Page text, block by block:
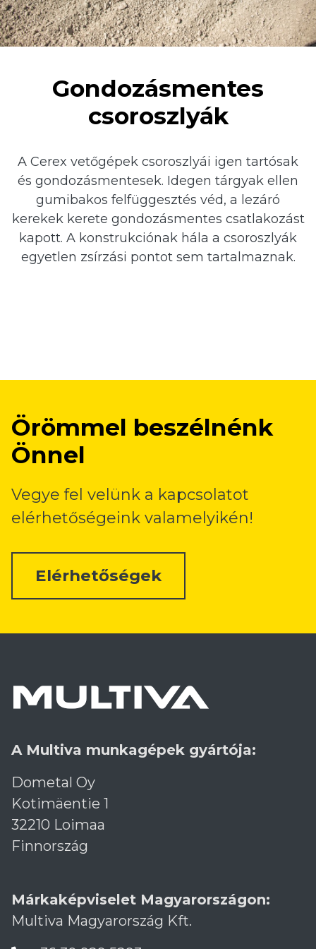
Gondozásmentes
csoroszlyák
A Cerex vetőgépek csoroszlyái igen tartósak
és gondozásmentesek. Idegen tárgyak ellen
gumibakos felfüggesztés véd, a lezáró
kerekek kerete gondozásmentes csatlakozást
kapott. A konstrukciónak hála a csoroszlyák
egyetlen zsírzási pontot sem tartalmaznak.
Örömmel beszélnénk
Önnel
Vegye fel velünk a kapcsolatot
elérhetőségeink valamelyikén!
Elérhetőségek
A Multiva munkagépek gyártója:
Dometal Oy
Kotimäentie 1
32210 Loimaa
Finnország
Márkaképviselet Magyarországon:
Multiva Magyarország Kft.